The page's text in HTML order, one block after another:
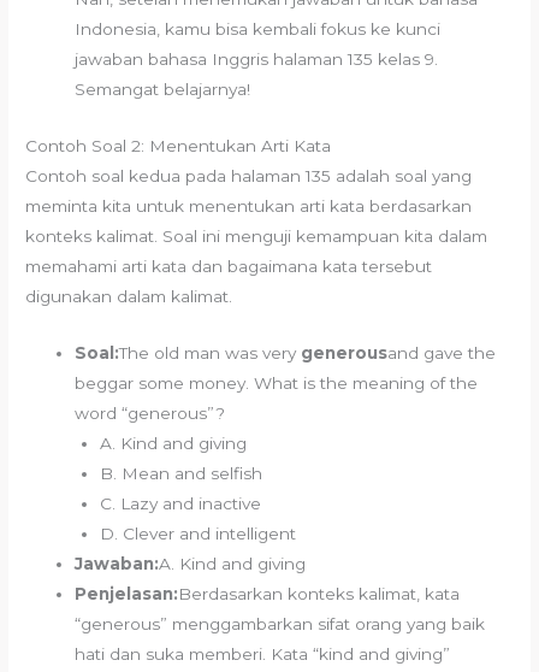
Indonesia, kamu bisa kembali fokus ke kunci
jawaban bahasa Inggris halaman 135 kelas 9.
Semangat belajarnya!
Contoh Soal 2: Menentukan Arti Kata
Contoh soal kedua pada halaman 135 adalah soal yang
meminta kita untuk menentukan arti kata berdasarkan
konteks kalimat. Soal ini menguji kemampuan kita dalam
memahami arti kata dan bagaimana kata tersebut
digunakan dalam kalimat.
Soal:The old man was very generousand gave the
beggar some money. What is the meaning of the
word “generous”?
A. Kind and giving
B. Mean and selfish
C. Lazy and inactive
D. Clever and intelligent
Jawaban:A. Kind and giving
Penjelasan:Berdasarkan konteks kalimat, kata
“generous” menggambarkan sifat orang yang baik
hati dan suka memberi. Kata “kind and giving”